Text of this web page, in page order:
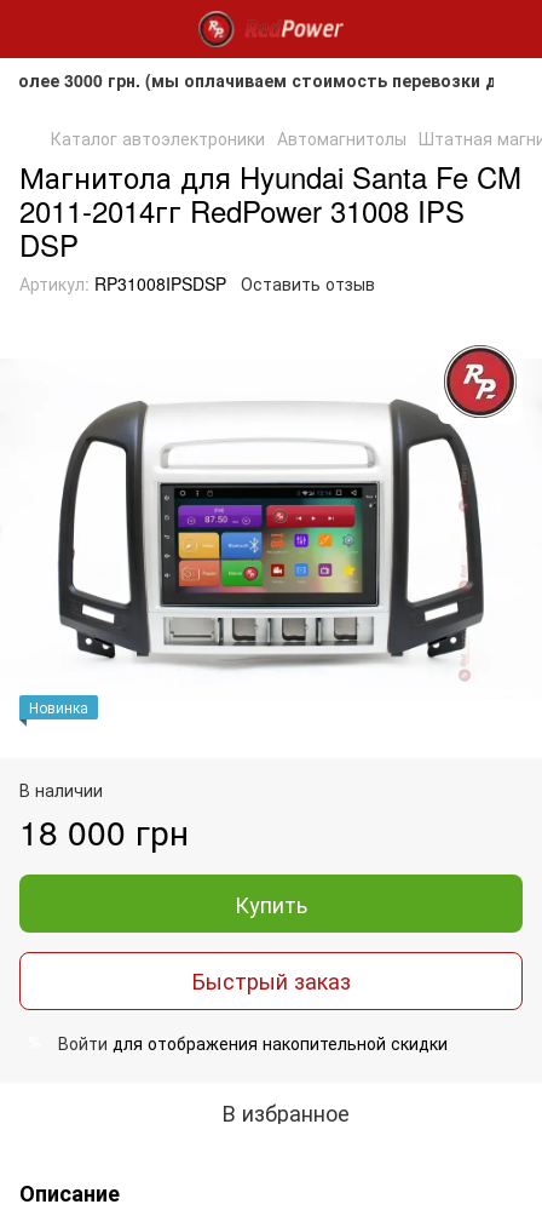
грн. (мы оплачиваем стоимость перевозки до
Каталог автоэлектроники Автомагнитолы Штатная
Магнитола для Hyundai Santa Fe CM
2011-2014гг RedPower 31008 IPS
DSP
Артикул: RP31008IPSDSP Оставить отзыв
Новинка
В наличии
18 000 грн
Купить
Быстрый заказ
Войти для отображения накопительной скидки
В избранное
Описание